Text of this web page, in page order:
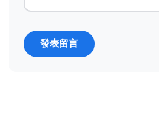
發表留言